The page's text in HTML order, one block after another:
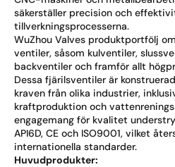
säkerställer precision och
tillverkningsprocesserna.
WuZhou Valves produktportfölj
ventiler, såsom kulventiler,
backventiler och framför allt
Dessa fjärilsventiler är
kraven från olika industrier,
kraftproduktion och
engagemang för kvalitet
API6D, CE och ISO9001, vilket
internationella standarder.
Huvudprodukter: